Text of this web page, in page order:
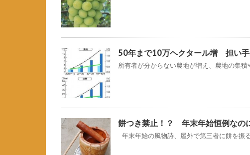
50年まで10万ヘクタール増 担い
所有者が分からない農地が増え、農地の集
餅つき禁止！？ 年末年始恒例なの
年末年始の風物詩、屋外で第三者に餅を振